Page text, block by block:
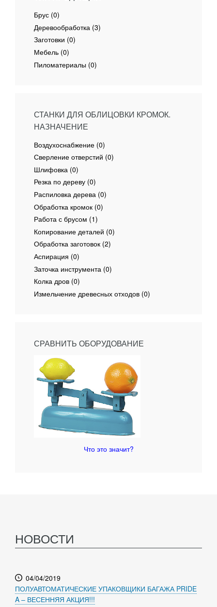
Брус (0)
Деревообработка (3)
Заготовки (0)
Мебель (0)
Пиломатериалы (0)
СТАНКИ ДЛЯ ОБЛИЦОВКИ КРОМОК.
НАЗНАЧЕНИЕ
Воздухоснабжение (0)
Сверление отверстий (0)
Шлифовка (0)
Резка по дереву (0)
Распиловка дерева (0)
Обработка кромок (0)
Работа с брусом (1)
Копирование деталей (0)
Обработка заготовок (2)
Аспирация (0)
Заточка инструмента (0)
Колка дров (0)
Измельчение древесных отходов (0)
СРАВНИТЬ ОБОРУДОВАНИЕ
Что это значит?
НОВОСТИ
04/04/2019
ПОЛУАВТОМАТИЧЕСКИЕ УПАКОВЩИКИ БАГАЖА PRIDE
A – ВЕСЕННЯЯ АКЦИЯ!!!